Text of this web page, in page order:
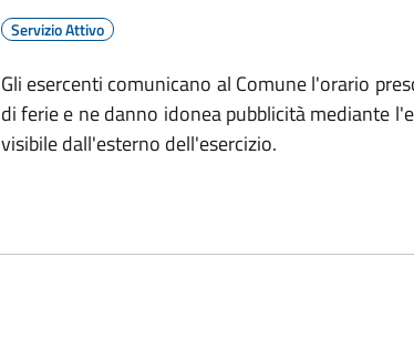
Servizio Attivo
Gli esercenti comunicano al Comune l'orario
di ferie e ne danno idonea pubblicità mediante
visibile dall'esterno dell'esercizio.